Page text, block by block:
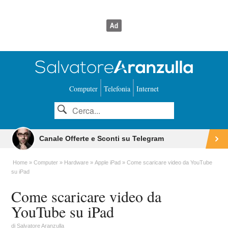
Computer Telefonia Internet
Canale Offerte e Sconti su Telegram
Home Computer Hardware Apple iPad
Come scaricare video da YouTube
su iPad
Come scaricare video da
YouTube su iPad
diSalvatore Aranzulla